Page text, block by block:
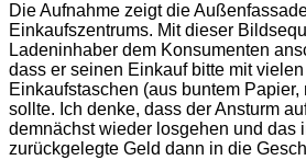
Die Aufnahme zeigt die
Einkaufszentrums. Mit dieser
Ladeninhaber dem Konsumenten
dass er seinen Einkauf bitte mit
Einkaufstaschen (aus buntem
sollte. Ich denke, dass der Ansturm
demnächst wieder losgehen und das
zurückgelegte Geld dann in die